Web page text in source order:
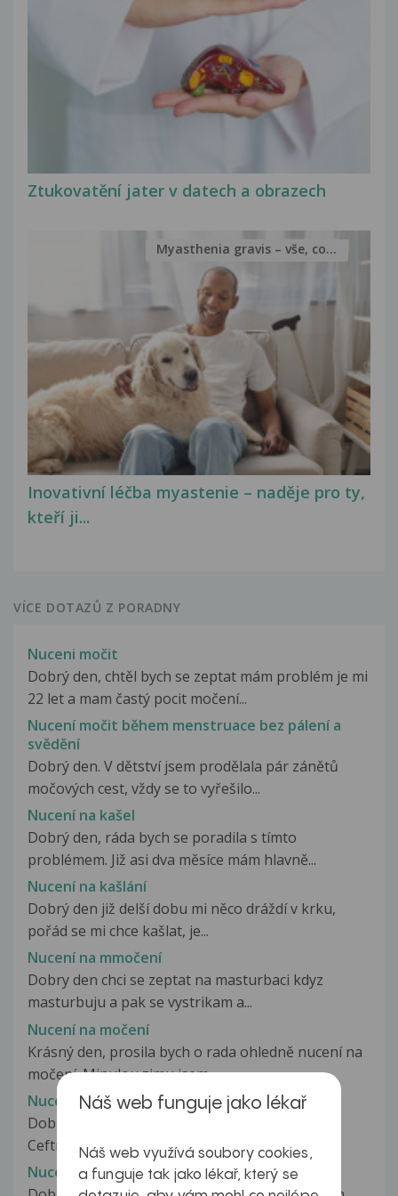
Ztukovatění jater v datech a obrazech
Inovativní léčba myastenie – naděje pro ty,
kteří ji...
Myasthenia gravis – vše, co...
VÍCE DOTAZŮ Z PORADNY
Nuceni močit
Dobrý den, chtěl bych se zeptat mám problém je mi
22 let a mam častý pocit močení...
Nucení močit během menstruace bez pálení a
svědění
Dobrý den. V dětství jsem prodělala pár zánětů
močových cest, vždy se to vyřešilo...
Nucení na kašel
Dobrý den, ráda bych se poradila s tímto
problémem. Již asi dva měsíce mám hlavně...
Nucení na kašlání
Dobrý den již delší dobu mi něco dráždí v krku,
pořád se mi chce kašlat, je...
Nucení na mmočení
Dobry den chci se zeptat na masturbaci kdyz
masturbuju a pak se vystrikam a...
Nucení na močení
Krásný den, prosila bych o rada ohledně nucení na
močení. Minulou zimu jsem...
Nucení na močení
Dobrý den. Před 4měsíci na léčbě antibiotiky
Ceftriaxon do žíly kvůli borelióze...
Nucení na močení
Náš web funguje jako lékař
Náš web využívá soubory cookies,
a funguje tak jako lékař, který se